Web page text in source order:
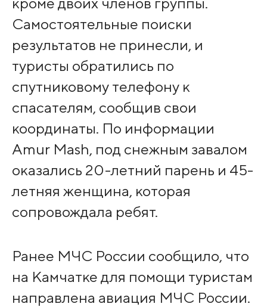
Самостоятельные поиски
результатов не принесли, и
туристы обратились по
спутниковому телефону к
спасателям, сообщив свои
координаты. По информации
Amur Mash, под снежным завалом
оказались 20-летний парень и 45-
летняя женщина, которая
сопровождала ребят.
Ранее МЧС России сообщило, что
на Камчатке для помощи туристам
направлена авиация МЧС России.